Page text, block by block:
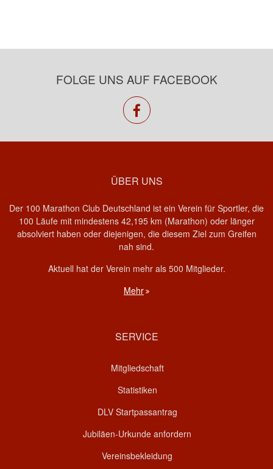
FOLGE UNS AUF FACEBOOK
facebook
ÜBER UNS
Der 100 Marathon Club Deutschland ist ein Verein für Sportler, die
100 Läufe mit mindestens 42,195 km (Marathon) oder länger
absolviert haben oder diejenigen, die diesem Ziel zum Greifen
nah sind.
Aktuell hat der Verein mehr als 500 Mitglieder.
Mehr
SERVICE
Mitgliedschaft
Statistiken
DLV Startpassantrag
Jubiläen-Urkunde anfordern
Vereinsbekleidung